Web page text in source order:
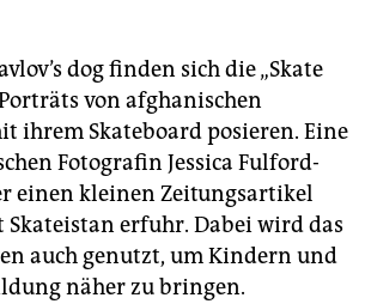
dog finden sich die „Skate
von afghanischen
ihrem Skateboard posieren. Eine
Fotografin Jessica Fulford-
einen kleinen Zeitungsartikel
Skateistan erfuhr. Dabei wird das
auch genutzt, um Kindern und
näher zu bringen.